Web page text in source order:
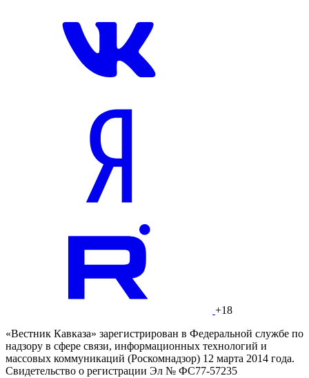
+18
«Вестник Кавказа» зарегистрирован в Федеральной службе по
надзору в сфере связи, информационных технологий и
массовых коммуникаций (Роскомнадзор) 12 марта 2014 года.
Свидетельство о регистрации Эл № ФС77-57235